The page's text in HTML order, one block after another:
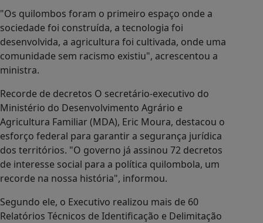
"Os quilombos foram o primeiro espaço onde a
sociedade foi construída, a tecnologia foi
desenvolvida, a agricultura foi cultivada, onde uma
comunidade sem racismo existiu", acrescentou a
ministra.
Recorde de decretos O secretário-executivo do
Ministério do Desenvolvimento Agrário e
Agricultura Familiar (MDA), Eric Moura, destacou o
esforço federal para garantir a segurança jurídica
dos territórios. "O governo já assinou 72 decretos
de interesse social para a política quilombola, um
recorde na nossa história", informou.
Segundo ele, o Executivo realizou mais de 60
Relatórios Técnicos de Identificação e Delimitação